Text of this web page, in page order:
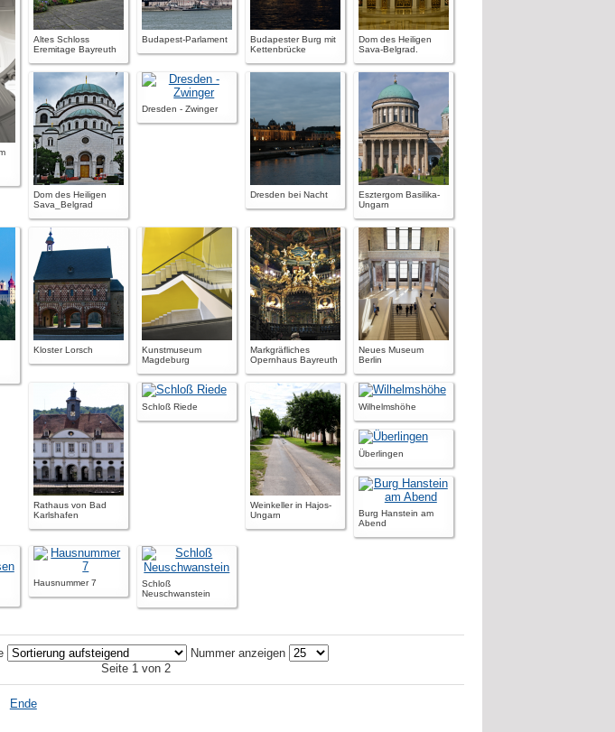
Altes Schloss
Eremitage Bayreuth
Budapest-Parlament
Budapester Burg mit
Kettenbrücke
Dom des Heiligen
Sava-Belgrad.
Dom des Heiligen
Sava_Belgrad
Dresden - Zwinger
Dresden bei Nacht
Esztergom Basilika-
Ungarn
Kloster Lorsch
Kunstmuseum
Magdeburg
Markgräfliches
Opernhaus Bayreuth
Neues Museum
Berlin
Rathaus von Bad
Karlshafen
Schloß Riede
Weinkeller in Hajos-
Ungarn
Wilhelmshöhe
Überlingen
Burg Hanstein am
Abend
Hausnummer 7
Schloß
Neuschwanstein
Nummer anzeigen
Seite 1 von 2
Ende